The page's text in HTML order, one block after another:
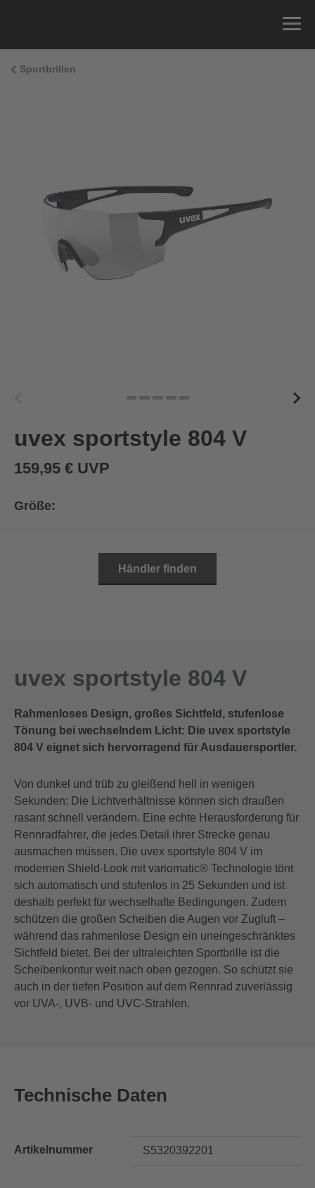
Sportbrillen
uvex sportstyle 804 V
159,95 € UVP
Größe:
Händler finden
uvex sportstyle 804 V
Rahmenloses Design, großes Sichtfeld, stufenlose
Tönung bei wechselndem Licht: Die uvex sportstyle
804 V eignet sich hervorragend für Ausdauersportler.
Von dunkel und trüb zu gleißend hell in wenigen
Sekunden: Die Lichtverhältnisse können sich draußen
rasant schnell verändern. Eine echte Herausforderung für
Rennradfahrer, die jedes Detail ihrer Strecke genau
ausmachen müssen. Die uvex sportstyle 804 V im
modernen Shield-Look mit variomatic® Technologie tönt
sich automatisch und stufenlos in 25 Sekunden und ist
deshalb perfekt für wechselhafte Bedingungen. Zudem
schützen die großen Scheiben die Augen vor Zugluft –
während das rahmenlose Design ein uneingeschränktes
Sichtfeld bietet. Bei der ultraleichten Sportbrille ist die
Scheibenkontur weit nach oben gezogen. So schützt sie
auch in der tiefen Position auf dem Rennrad zuverlässig
vor UVA-, UVB- und UVC-Strahlen.
Technische Daten
Artikelnummer S5320392201